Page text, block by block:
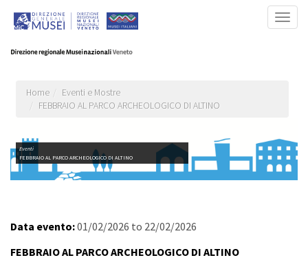
principale
Home
Eventi e Mostre
FEBBRAIO AL PARCO ARCHEOLOGICO DI ALTINO
Eventi
FEBBRAIO AL PARCO ARCHEOLOGICO DI ALTINO
Data evento:01/02/2026 to 22/02/2026
FEBBRAIO AL PARCO ARCHEOLOGICO DI ALTINO